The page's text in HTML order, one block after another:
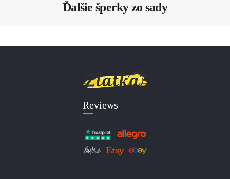
Ďalšie šperky zo sady
Reviews